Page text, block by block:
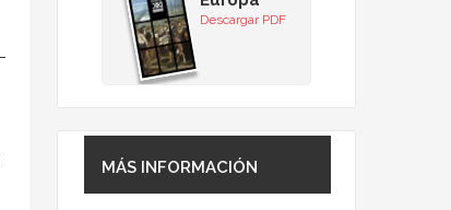
Descargar PDF
MÁS INFORMACIÓN